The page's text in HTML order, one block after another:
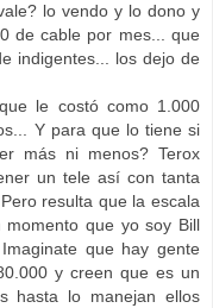
lo vendo y lo dono y
de cable por mes... que
indigentes... los dejo de
le costó como 1.000
Y para que lo tiene si
más ni menos? Terox
un tele así con tanta
resulta que la escala
que yo soy Bill
que hay gente
y creen que es un
hasta lo manejan ellos